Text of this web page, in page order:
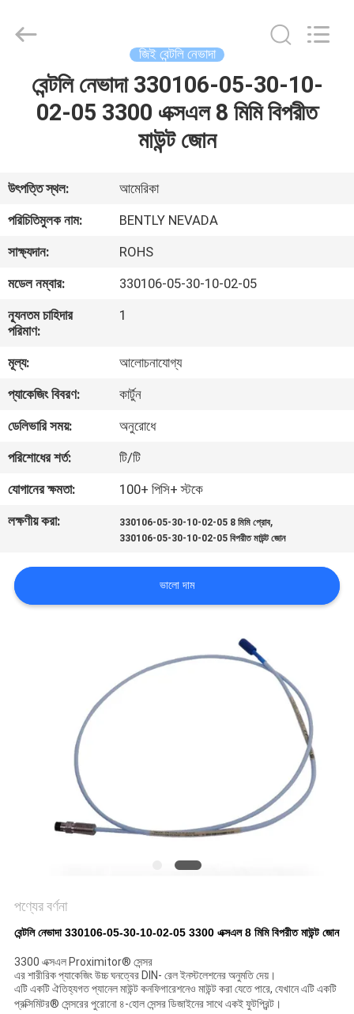
আমাদের
সম্পর্কে
কারখানা
ভ্রমণ
নিয়ন্ত্রণ
আমাদের
সাথে
যোগাযোগ
করুন
উদ্ধৃতির
জিই বেন্টলি নেভাদা
বেন্টলি নেভাদা 330106-05-30-10-
02-05 3300 এক্সএল 8 মিমি বিপরীত
মাউন্ট জোন
উৎপত্তি স্থল:
আমেরিকা
পরিচিতিমুলক নাম:
BENTLY NEVADA
সাক্ষ্যদান:
ROHS
মডেল নম্বার:
330106-05-30-10-02-05
ন্যূনতম চাহিদার
পরিমাণ:
1
মূল্য:
আলোচনাযোগ্য
প্যাকেজিং বিবরণ:
কার্টুন
ডেলিভারি সময়:
অনুরোধে
পরিশোধের শর্ত:
টি/টি
যোগানের ক্ষমতা:
100+ পিসি+ স্টকে
লক্ষণীয় করা:
330106-05-30-10-02-05 8 মিমি প্রোব,
330106-05-30-10-02-05 বিপরীত মাউন্ট জোন
ভালো দাম
পণ্যের বর্ণনা
বেন্টলি নেভাদা 330106-05-30-10-02-05 3300 এক্সএল 8 মিমি বিপরীত মাউন্ট জোন
3300 এক্সএল Proximitor® সেন্সর
এর শারীরিক প্যাকেজিং উচ্চ ঘনত্বের DIN- রেল ইনস্টলেশনের অনুমতি দেয়।
এটি একটি ঐতিহ্যগত প্যানেল মাউন্ট কনফিগারেশনেও মাউন্ট করা যেতে পারে, যেখানে এটি একটি
প্রক্সিমিটর® সেন্সরের পুরোনো ৪-হোল সেন্সর ডিজাইনের সাথে একই ফুটপ্রিন্ট।